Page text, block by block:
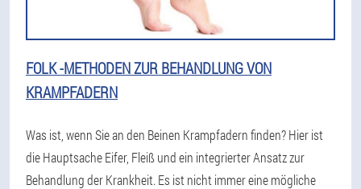
FOLK -METHODEN ZUR BEHANDLUNG VON
KRAMPFADERN
Was ist, wenn Sie an den Beinen Krampfadern finden? Hier ist
die Hauptsache Eifer, Fleiß und ein integrierter Ansatz zur
Behandlung der Krankheit. Es ist nicht immer eine mögliche